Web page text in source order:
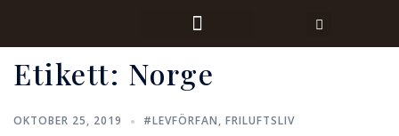
Etikett: Norge
OKTOBER 25, 2019 #LEVFÖRFAN, FRILUFTSLIV